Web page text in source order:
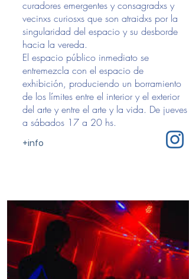
curadores emergentes y consagradxs y
vecinxs curiosxs que son atraidxs por la
singularidad del espacio y su desborde
hacia la vereda.
El espacio público inmediato se
entremezcla con el espacio de
exhibición, produciendo un borramiento
de los límites entre el interior y el exterior
del arte y entre el arte y la vida. De jueves
a sábados 17 a 20 hs.
+info